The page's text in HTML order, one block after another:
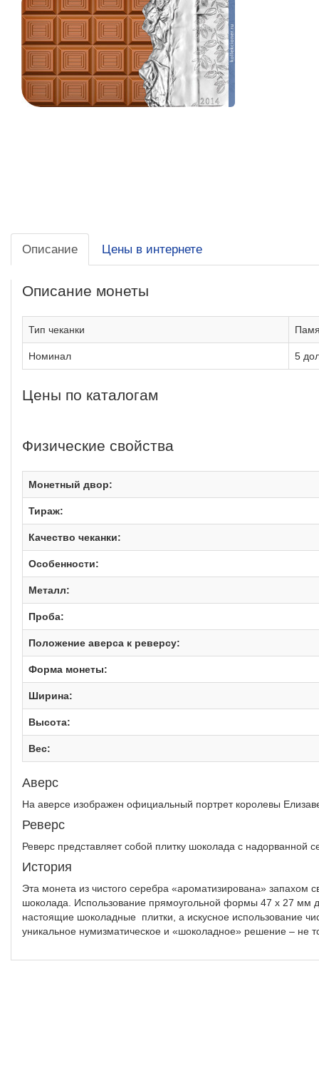
Описание Цены в интернете
Описание монеты
Тип чеканки
Номинал 5
Цены по каталогам
Физические свойства
Монетный двор:
Тираж:
Качество чеканки:
Особенности:
Металл:
Проба:
Положение аверса к реверсу:
Форма монеты:
Ширина:
Высота:
Вес:
Аверс
На аверсе изображен официальный портрет королевы
Реверс
Реверс представляет собой плитку шоколада с надорванной
История
Эта монета из чистого серебра «ароматизирована» запахом
шоколада. Использование прямоугольной формы 47 х 27 мм
настоящие шоколадные плитки, а искусное использование
уникальное нумизматическое и «шоколадное» решение – не